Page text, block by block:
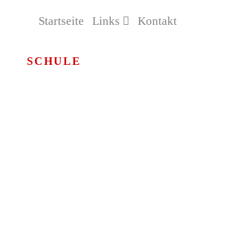
Startseite Links Kontakt
SCHULE